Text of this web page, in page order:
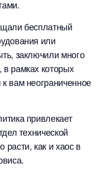
бесплатный
или
заключили много
рамках которых
вам неограниченное
привлекает
технической
расти, как и хаос в